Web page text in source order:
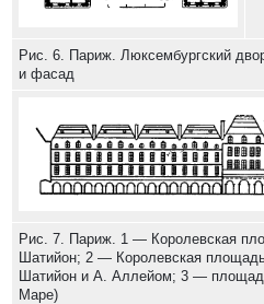
Рис. 6. Париж. Люксембургский
и фасад
Рис. 7. Париж. 1 — Королевская
Шатийон; 2 — Королевская
Шатийон и А. Аллейом; 3 —
Маре)